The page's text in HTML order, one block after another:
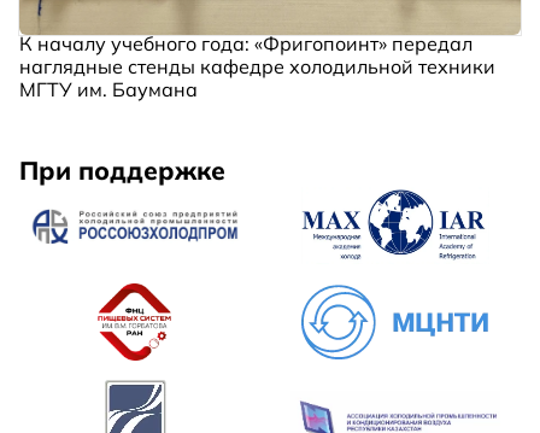
К началу учебного года: «Фригопоинт» передал
наглядные стенды кафедре холодильной техники
МГТУ им. Баумана
При поддержке